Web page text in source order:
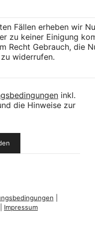
Fällen erheben wir
zu keiner Einigung
Recht Gebrauch, die
widerrufen.
inkl.
die Hinweise zur
Impressum